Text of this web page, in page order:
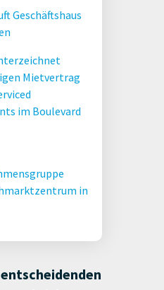
Geschäftshaus
Mietvertrag
im Boulevard
in